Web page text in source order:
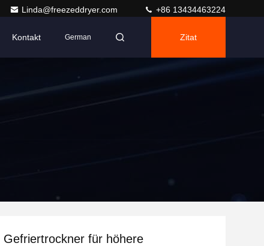
Linda@freezeddryer.com +86 13434463224
Kontakt German Zitat
Gefriertrockner für höhere